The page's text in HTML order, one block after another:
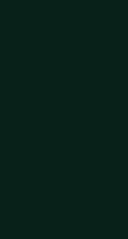
Vallarvägen 4,
eventuella frågor kring
av Stugvärden